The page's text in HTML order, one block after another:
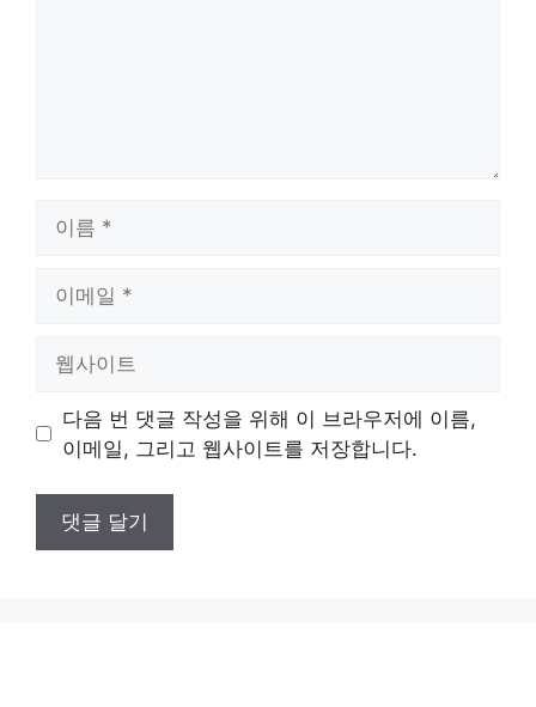
트
다음 번 댓글 작성을 위해 이 브라우저에 이름,
이메일, 그리고 웹사이트를 저장합니다.